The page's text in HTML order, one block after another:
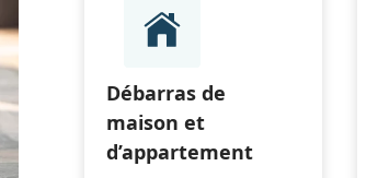
Débarras de
maison et
d’appartement